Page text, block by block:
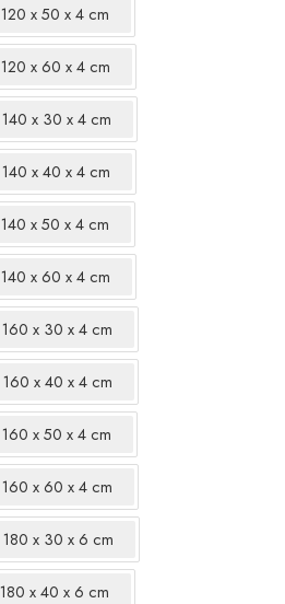
120 x 50 x 4 cm
120 x 60 x 4 cm
140 x 30 x 4 cm
140 x 40 x 4 cm
140 x 50 x 4 cm
140 x 60 x 4 cm
160 x 30 x 4 cm
160 x 40 x 4 cm
160 x 50 x 4 cm
160 x 60 x 4 cm
180 x 30 x 6 cm
180 x 40 x 6 cm